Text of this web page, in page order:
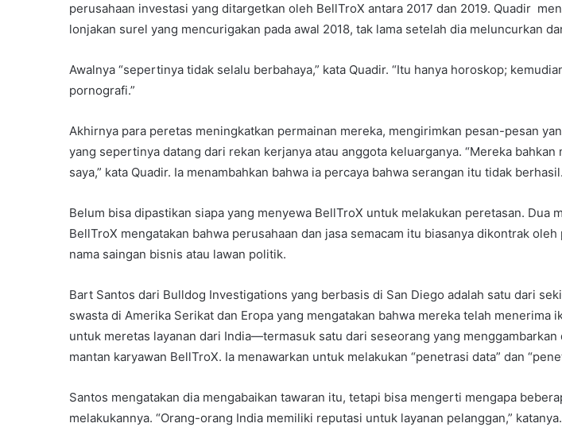
perusahaan investasi yang ditargetkan oleh BellTroX antara 2017 dan 2019. Quadir
lonjakan surel yang mencurigakan pada awal 2018, tak lama setelah dia meluncurkan
Awalnya “sepertinya tidak selalu berbahaya,” kata Quadir. “Itu hanya horoskop;
pornografi.”
Akhirnya para peretas meningkatkan permainan mereka, mengirimkan pesan-pesan
yang sepertinya datang dari rekan kerjanya atau anggota keluarganya. “Mereka bahkan
saya,” kata Quadir. Ia menambahkan bahwa ia percaya bahwa serangan itu tidak berhasil.
Belum bisa dipastikan siapa yang menyewa BellTroX untuk melakukan peretasan. Dua
BellTroX mengatakan bahwa perusahaan dan jasa semacam itu biasanya dikontrak
nama saingan bisnis atau lawan politik.
Bart Santos dari Bulldog Investigations yang berbasis di San Diego adalah satu dari
swasta di Amerika Serikat dan Eropa yang mengatakan bahwa mereka telah menerima
untuk meretas layanan dari India—termasuk satu dari seseorang yang menggambarkan
mantan karyawan BellTroX. Ia menawarkan untuk melakukan “penetrasi data” dan
Santos mengatakan dia mengabaikan tawaran itu, tetapi bisa mengerti mengapa
melakukannya. “Orang-orang India memiliki reputasi untuk layanan pelanggan,” katanya.